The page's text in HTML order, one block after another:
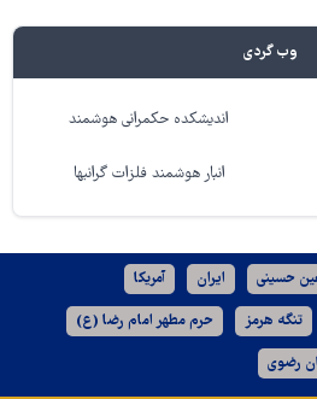
وب گردی
اندیشکده حکمرانی هوشمند
انبار هوشمند فلزات گرانبها
حسینی ایران آمریکا
تنگه هرمز حرم مطهر امام رضا (ع)
رضوی